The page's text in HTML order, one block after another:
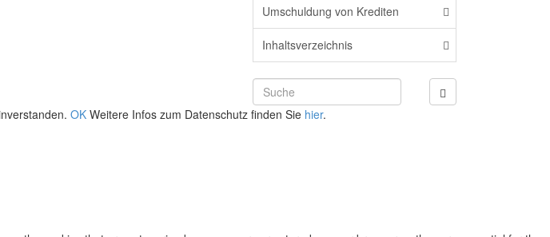
Umschuldung von Krediten
Inhaltsverzeichnis
OK Weitere Infos zum Datenschutz finden Sie hier.